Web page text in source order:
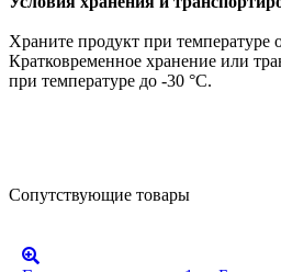
Храните продукт при температуре
Кратковременное хранение или
при температуре до -30 °C.
Сопутствующие товары